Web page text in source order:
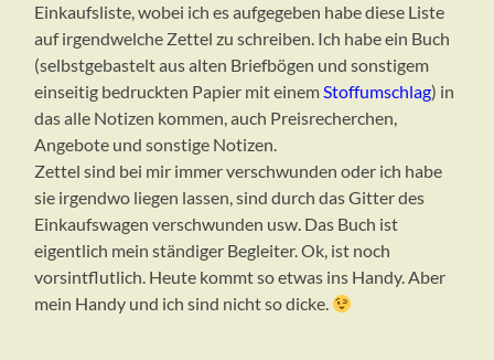
Einkaufsliste, wobei ich es aufgegeben habe diese Liste
auf irgendwelche Zettel zu schreiben. Ich habe ein Buch
(selbstgebastelt aus alten Briefbögen und sonstigem
einseitig bedruckten Papier mit einemStoffumschlag) in
das alle Notizen kommen, auch Preisrecherchen,
Angebote und sonstige Notizen.
Zettel sind bei mir immer verschwunden oder ich habe
sie irgendwo liegen lassen, sind durch das Gitter des
Einkaufswagen verschwunden usw. Das Buch ist
eigentlich mein ständiger Begleiter. Ok, ist noch
vorsintflutlich. Heute kommt so etwas ins Handy. Aber
mein Handy und ich sind nicht so dicke.